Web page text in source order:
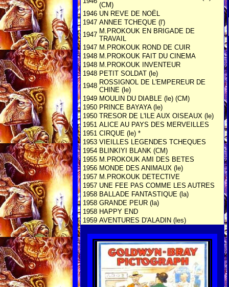
(CM)
1946 UN REVE DE NOËL
1947 ANNEE TCHEQUE (l')
1947 M.PROKOUK EN BRIGADE DE
TRAVAIL
1947 M.PROKOUK ROND DE CUIR
1948 M.PROKOUK FAIT DU CINEMA
1948 M.PROKOUK INVENTEUR
1948 PETIT SOLDAT (le)
1948 ROSSIGNOL DE L'EMPEREUR DE
CHINE (le)
1949 MOULIN DU DIABLE (le) (CM)
1950 PRINCE BAYAYA (le)
1950 TRESOR DE L'ILE AUX OISEAUX (le)
1951 ALICE AU PAYS DES MERVEILLES
1951 CIRQUE (le) *
1953 VIEILLES LEGENDES TCHEQUES
1954 BLINKIYI BLANK (CM)
1955 M.PROKOUK AMI DES BETES
1956 MONDE DES ANIMAUX (le)
1957 M.PROKOUK DETECTIVE
1957 UNE FEE PAS COMME LES AUTRES
1958 BALLADE FANTASTIQUE (la)
1958 GRANDE PEUR (la)
1958 HAPPY END
1959 AVENTURES D'ALADIN (les)